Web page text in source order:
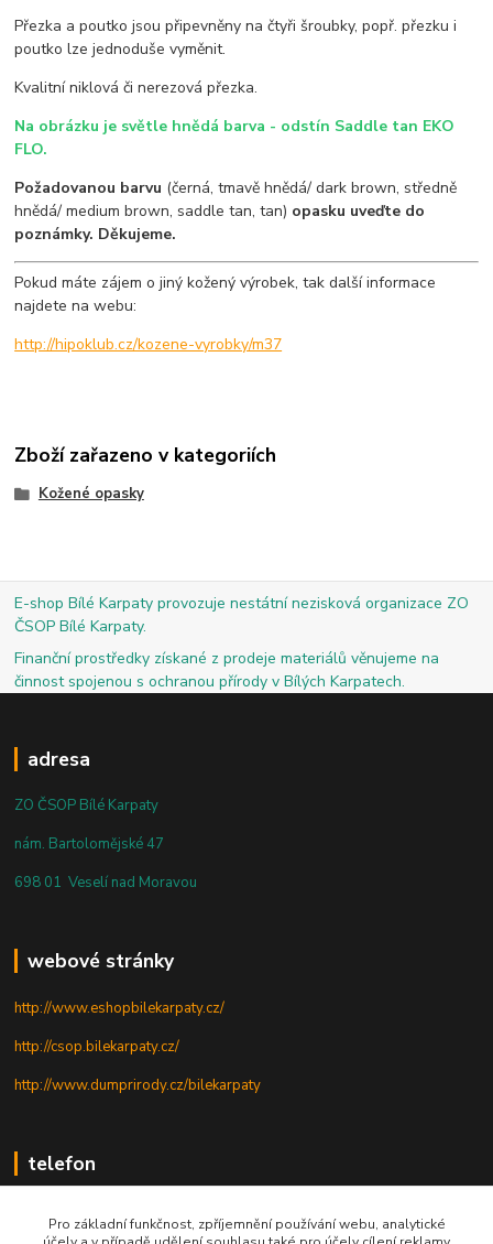
Přezka a poutko jsou připevněny na čtyři šroubky, popř. přezku i
poutko lze jednoduše vyměnit.
Kvalitní niklová či nerezová přezka.
Na obrázku je světle hnědá barva - odstín Saddle tan EKO
FLO.
Požadovanou barvu (černá, tmavě hnědá/ dark brown, středně
hnědá/ medium brown, saddle tan, tan) opasku uveďte do
poznámky. Děkujeme.
Pokud máte zájem o jiný kožený výrobek, tak další informace
najdete na webu:
http://hipoklub.cz/kozene-vyrobky/m37
Zboží zařazeno v kategoriích
Kožené opasky
E-shop Bílé Karpaty provozuje nestátní nezisková organizace ZO
ČSOP Bílé Karpaty.
Finanční prostředky získané z prodeje materiálů věnujeme na
činnost spojenou s ochranou přírody v Bílých Karpatech.
adresa
ZO ČSOP Bílé Karpaty
nám. Bartolomějské 47
698 01 Veselí nad Moravou
webové stránky
http://www.eshopbilekarpaty.cz/
http://csop.bilekarpaty.cz/
http://www.dumprirody.cz/bilekarpaty
telefon
Pro základní funkčnost, zpříjemnění používání webu, analytické